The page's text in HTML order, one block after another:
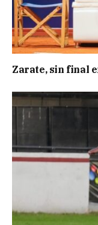
Zarate, sin final